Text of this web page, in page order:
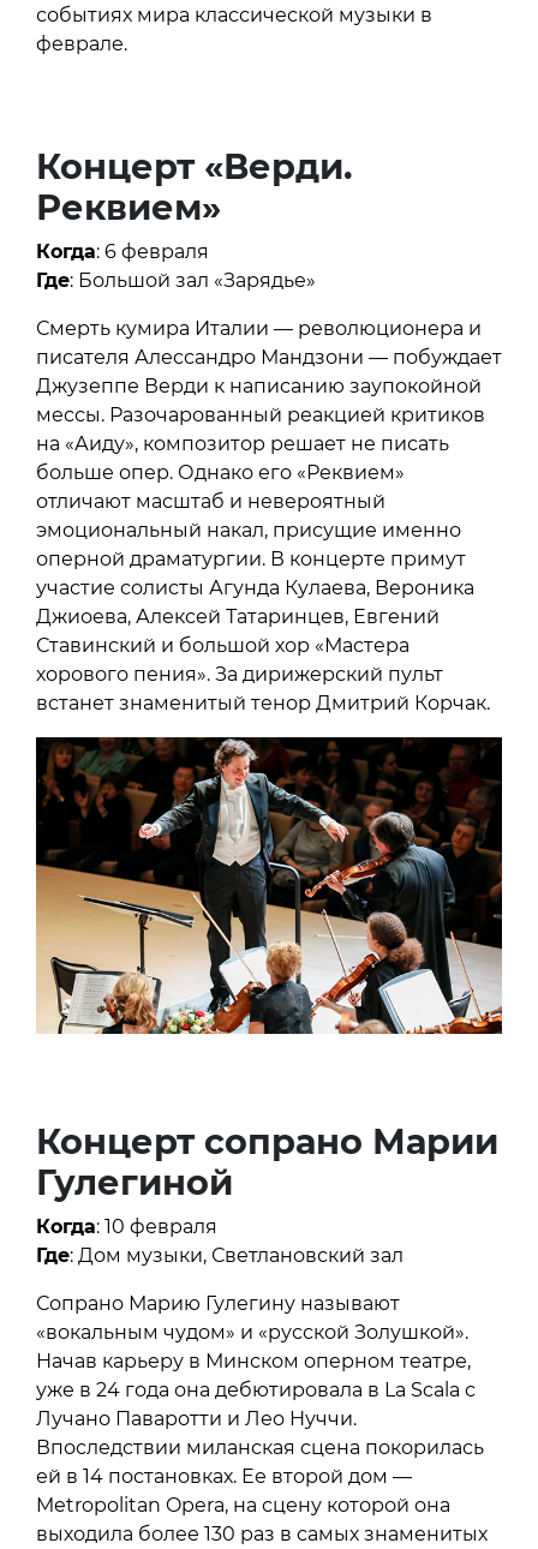
событиях мира классической музыки в
феврале.
Концерт «Верди.
Реквием»
Когда: 6 февраля
Где: Большой зал «Зарядье»
Смерть кумира Италии — революционера и
писателя Алессандро Мандзони — побуждает
Джузеппе Верди к написанию заупокойной
мессы. Разочарованный реакцией критиков
на «Аиду», композитор решает не писать
больше опер. Однако его «Реквием»
отличают масштаб и невероятный
эмоциональный накал, присущие именно
оперной драматургии. В концерте примут
участие солисты Агунда Кулаева, Вероника
Джиоева, Алексей Татаринцев, Евгений
Ставинский и большой хор «Мастера
хорового пения». За дирижерский пульт
встанет знаменитый тенор Дмитрий Корчак.
Концерт сопрано Марии
Гулегиной
Когда: 10 февраля
Где: Дом музыки, Светлановский зал
Сопрано Марию Гулегину называют
«вокальным чудом» и «русской Золушкой».
Начав карьеру в Минском оперном театре,
уже в 24 года она дебютировала в La Scala с
Лучано Паваротти и Лео Нуччи.
Впоследствии миланская сцена покорилась
ей в 14 постановках. Ее второй дом —
Metropolitan Opera, на сцену которой она
выходила более 130 раз в самых знаменитых